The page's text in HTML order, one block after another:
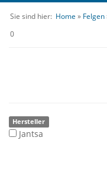
Sie sind hier: Home » Felgen
0
Hersteller
Jantsa